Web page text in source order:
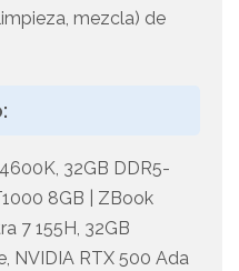
mezcla) de
32GB DDR5-
8GB | ZBook
7 155H, 32GB
NVIDIA RTX 500 Ada